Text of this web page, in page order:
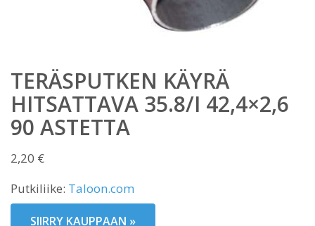
TERÄSPUTKEN KÄYRÄ
HITSATTAVA 35.8/I 42,4×2,6
90 ASTETTA
2,20 €
Putkiliike: Taloon.com
SIIRRY KAUPPAAN »